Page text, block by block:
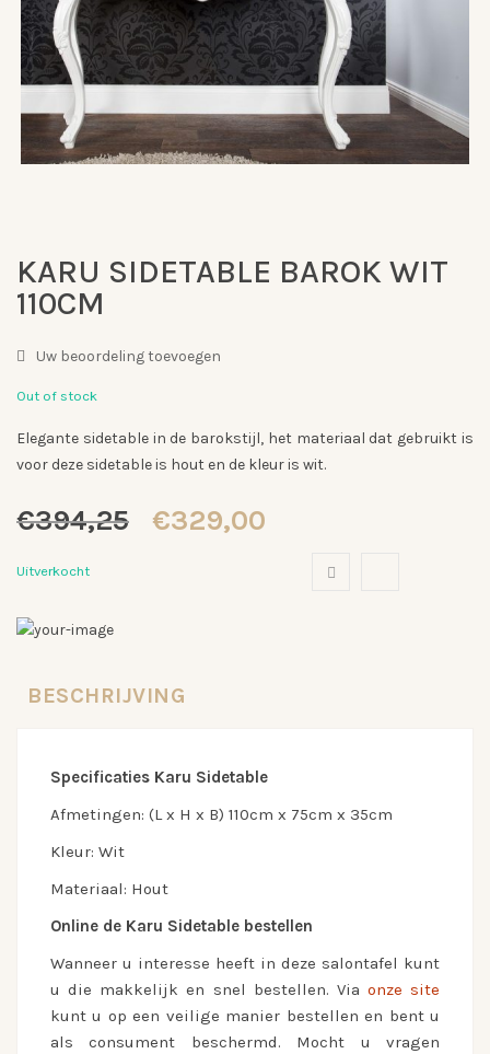
KARU SIDETABLE BAROK WIT
110CM
Uw beoordeling toevoegen
Out of stock
Elegante sidetable in de barokstijl, het materiaal dat gebruikt is
voor deze sidetable is hout en de kleur is wit.
€394,25 Oorspronkelijke
€329,00
Uitverkocht
BESCHRIJVING
Specificaties Karu Sidetable
Afmetingen: (L x H x B) 110cm x 75cm x 35cm
Kleur: Wit
Materiaal: Hout
Online de Karu Sidetable bestellen
Wanneer u interesse heeft in deze salontafel kunt
u die makkelijk en snel bestellen. Via onze site
kunt u op een veilige manier bestellen en bent u
als consument beschermd. Mocht u vragen